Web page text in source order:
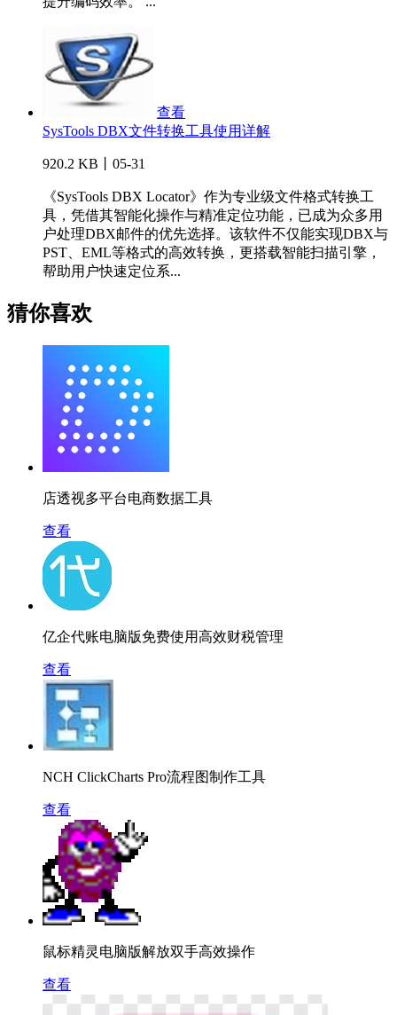
查看
SysTools DBX文件转换工具使用详解
920.2 KB丨05-31
《SysTools DBX Locator》作为专业级文件格式转换工
具，凭借其智能化操作与精准定位功能，已成为众多用
户处理DBX邮件的优先选择。该软件不仅能实现DBX与
PST、EML等格式的高效转换，更搭载智能扫描引擎，
帮助用户快速定位系...
猜你喜欢
店透视多平台电商数据工具
查看
亿企代账电脑版免费使用高效财税管理
查看
NCH ClickCharts Pro流程图制作工具
查看
鼠标精灵电脑版解放双手高效操作
查看